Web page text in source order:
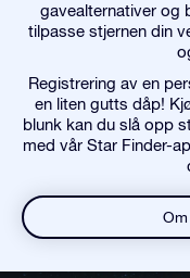
gavealternativer og
tilpasse stjernen din
Registrering av en
en liten gutts dåp!
blunk kan du slå opp
med vår Star Finder-
Om